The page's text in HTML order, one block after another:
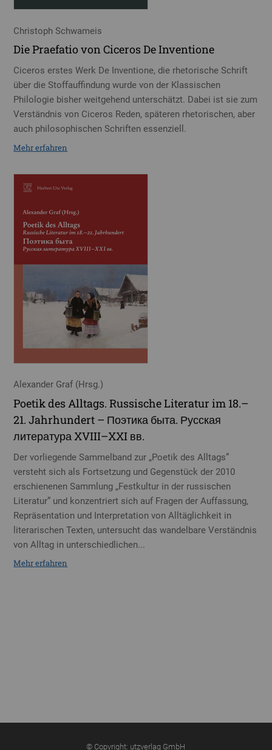
Christoph Schwameis
Die Praefatio von Ciceros De Inventione
Ciceros erstes Werk De Inventione, die rhetorische Schrift
über die Stoffauffindung wurde von der Klassischen
Philologie bisher weitgehend unterschätzt. Dabei ist sie zum
Verständnis von Ciceros Reden, späteren rhetorischen, aber
auch philosophischen Schriften essenziell.
Mehr erfahren
Alexander Graf (Hrsg.)
Poetik des Alltags. Russische Literatur im 18.–
21. Jahrhundert – Поэтика быта. Русская
литература XVIII–XXI вв.
Der vorliegende Sammelband zur „Poetik des Alltags”
versteht sich als Fortsetzung und Gegenstück der 2010
erschienenen Sammlung „Festkultur in der russischen
Literatur” und konzentriert sich auf Fragen der Auffassung,
Repräsentation und Interpretation von Alltäglichkeit in
literarischen Texten, untersucht das wandelbare Verständnis
von Alltag in unterschiedlichen...
Mehr erfahren
© Copyright: utzverlag GmbH